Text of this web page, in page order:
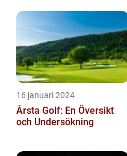
16 januari 2024
Årsta Golf: En Översikt
och Undersökning